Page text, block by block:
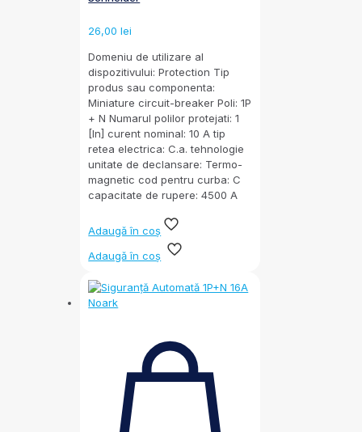
26,00lei
Domeniu de utilizare al
dispozitivului: Protection Tip
produs sau componenta:
Miniature circuit-breaker Poli: 1P
+ N Numarul polilor protejati: 1
[In] curent nominal: 10 A tip
retea electrica: C.a. tehnologie
unitate de declansare: Termo-
magnetic cod pentru curba: C
capacitate de rupere: 4500 A
Adaugă în coș
Adaugă în coș